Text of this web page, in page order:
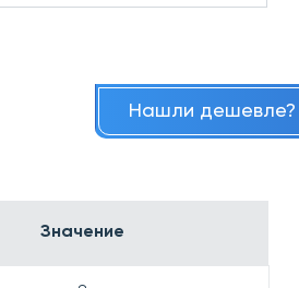
Нашли
Значение